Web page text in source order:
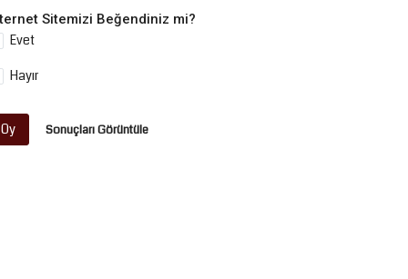
Sitemizi Beğendiniz mi?
Evet
Hayır
Oy Sonuçları Görüntüle